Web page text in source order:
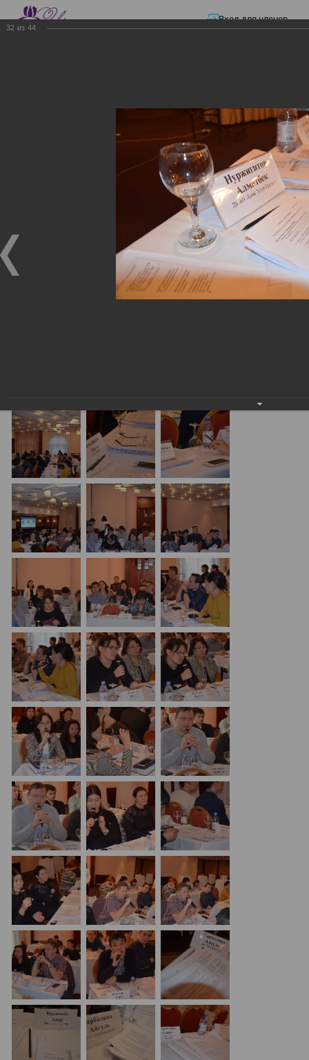
Вход для членов
Презентации —ЭЛЕКТРОННЫЕ СЧЕТА-ФАКТУРЫ.
ЭЛЕКТРОННЫЕ СЧЕТА-
ФАКТУРЫ. ВИРТУАЛЬНЫЙ
СКЛАД.
ЭЛЕКТРОННЫЕ СЧЕТА-ФАКТУРЫ. ВИРТУАЛЬНЫЙ
32 из 44